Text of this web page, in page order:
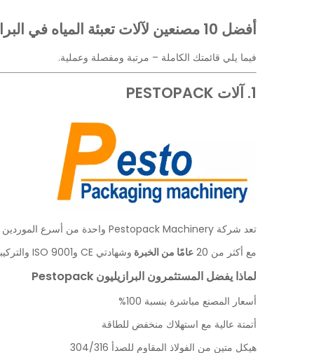
أفضل 10 مصنعين لآلات تعبئة المياه في البرازيل (2026)
فيما يلي قائمتك الكاملة – مرتبة ومفصلة وعملية.
1. آلات PESTOPACK
تعد شركة Pestopack Machinery واحدة من أسرع الموردين نموًا في السوق البرازيلية، وهي معروفة بتقديم
مع أكثر من 20
عامًا من الخبرة وشهادتي CE وISO 9001 والتركيبات في أكثر من 30 دولة، أصبحت Pestopack الشريك المفضل للعديد من شركات المشروبات البرازيلية وأمريكا اللاتينية.
لماذا يفضل المستثمرون البرازيليون Pestopack
أسعار المصنع مباشرة بنسبة 100%
أتمتة عالية مع استهلاك منخفض للطاقة
هيكل متين من الفولاذ المقاوم للصدأ 304/316